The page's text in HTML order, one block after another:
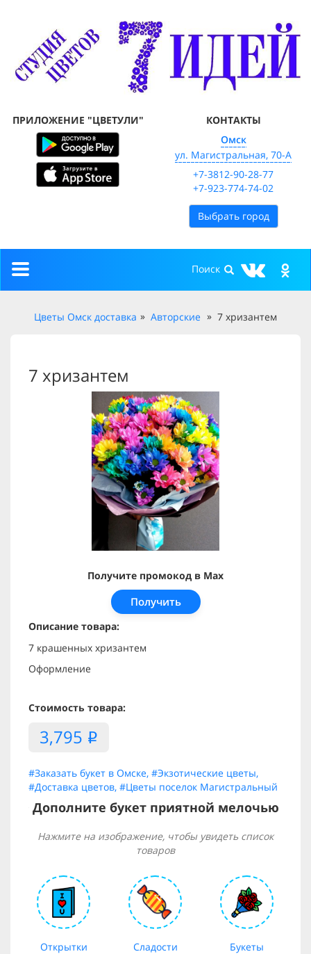
ПРИЛОЖЕНИЕ "ЦВЕТУЛИ"
КОНТАКТЫ
Омск
ул. Магистральная, 70-А
+7-3812-90-28-77
+7-923-774-74-02
Выбрать город
Toggle
Цветы Омск доставка Авторские 7 хризантем
7 хризантем
Получите промокод в Max
Получить
Описание товара:
7 крашенных хризантем
Оформление
Стоимость товара:
3,795 i
#Заказать букет в Омске, #Экзотические цветы,
#Доставка цветов, #Цветы поселок Магистральный
Дополните букет приятной мелочью
Нажмите на изображение, чтобы увидеть список
товаров
Открытки Сладости Букеты